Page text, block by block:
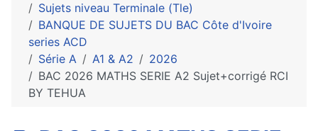
Sujets niveau Terminale (Tle)
BANQUE DE SUJETS DU BAC Côte d'Ivoire
series ACD
Série A
A1 & A2
2026
BAC 2026 MATHS SERIE A2 Sujet+corrigé RCI
BY TEHUA